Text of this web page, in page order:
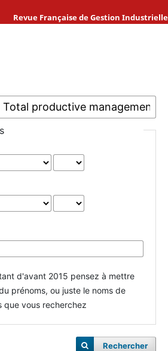
Revue Française de Gestion Industrielle
d'avant 2015 pensez à mettre
prénoms, ou juste le noms de
que vous recherchez
Rechercher